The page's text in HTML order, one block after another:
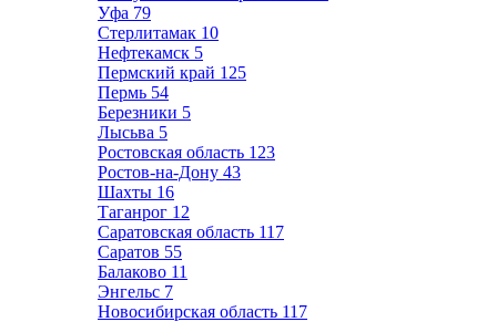
Уфа 79
Стерлитамак 10
Нефтекамск 5
Пермский край 125
Пермь 54
Березники 5
Лысьва 5
Ростовская область 123
Ростов-на-Дону 43
Шахты 16
Таганрог 12
Саратовская область 117
Саратов 55
Балаково 11
Энгельс 7
Новосибирская область 117